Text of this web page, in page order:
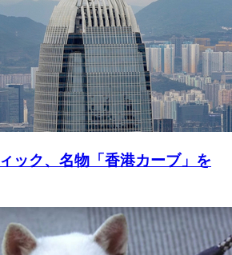
ック、名物「香港カーブ」を